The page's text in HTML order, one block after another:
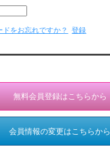
ドをお忘れですか？ 登録
無料会員登録はこちらから
会員情報の変更はこちらから